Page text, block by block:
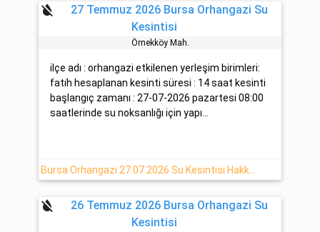
format_color_reset
27 Temmuz 2026 Bursa Orhangazi Su
Kesintisi
Örnekköy Mah.
ilçe adı : orhangazi etkilenen yerleşim birimleri:
fati̇h hesaplanan kesinti süresi : 14 saat kesinti
başlangıç zamanı : 27-07-2026 pazartesi 08:00
saatlerinde su noksanlığı için yapı...
Bursa Orhangazi 27.07.2026 Su Kesintisi Hakkında
format_color_reset
26 Temmuz 2026 Bursa Orhangazi Su
Kesintisi